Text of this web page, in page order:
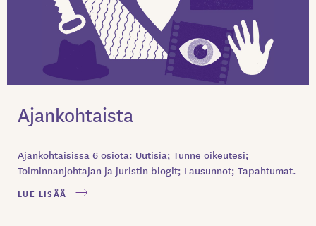
Ajankohtaista
Ajankohtaisissa 6 osiota: Uutisia; Tunne oikeutesi;
Toiminnanjohtajan ja juristin blogit; Lausunnot; Tapahtumat.
LUE LISÄÄ